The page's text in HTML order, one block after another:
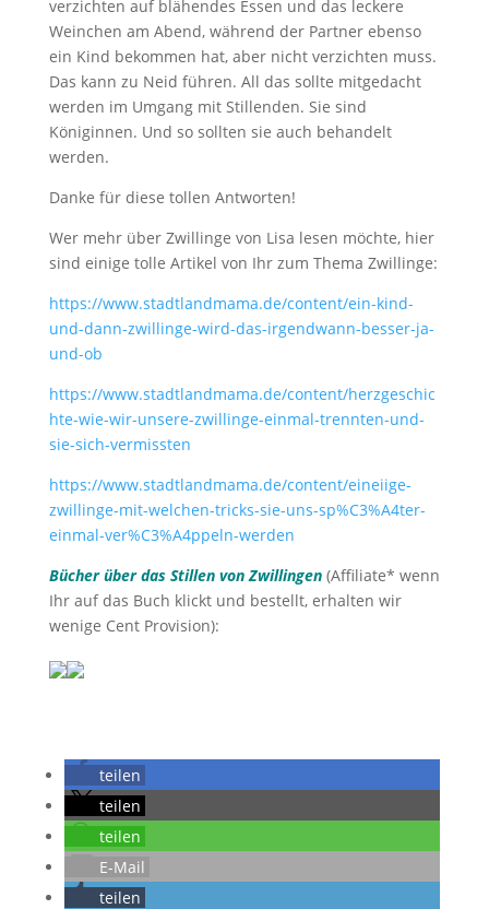
verzichten auf blähendes Essen und das leckere
Weinchen am Abend, während der Partner ebenso
ein Kind bekommen hat, aber nicht verzichten muss.
Das kann zu Neid führen. All das sollte mitgedacht
werden im Umgang mit Stillenden. Sie sind
Königinnen. Und so sollten sie auch behandelt
werden.
Danke für diese tollen Antworten!
Wer mehr über Zwillinge von Lisa lesen möchte, hier
sind einige tolle Artikel von Ihr zum Thema Zwillinge:
https://www.stadtlandmama.de/content/ein-kind-
und-dann-zwillinge-wird-das-irgendwann-besser-ja-
und-ob
https://www.stadtlandmama.de/content/herzgeschic
hte-wie-wir-unsere-zwillinge-einmal-trennten-und-
sie-sich-vermissten
https://www.stadtlandmama.de/content/eineiige-
zwillinge-mit-welchen-tricks-sie-uns-sp%C3%A4ter-
einmal-ver%C3%A4ppeln-werden
Bücher über das Stillen von Zwillingen(Affiliate* wenn
Ihr auf das Buch klickt und bestellt, erhalten wir
wenige Cent Provision):
teilen
teilen
teilen
E-Mail
teilen